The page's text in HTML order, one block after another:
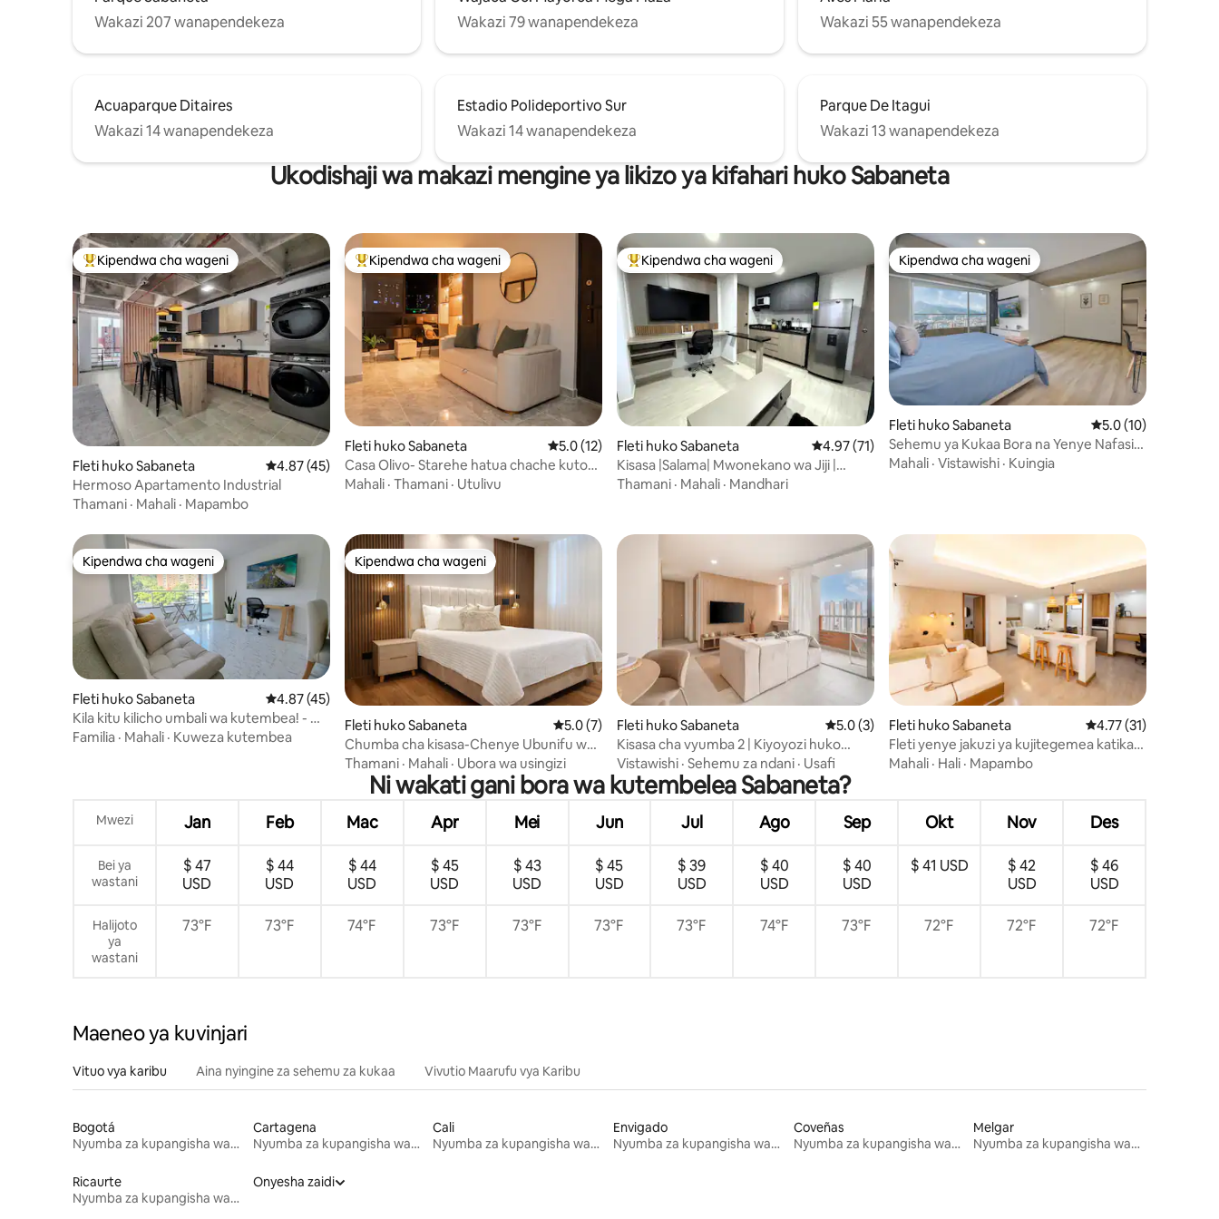
Wakazi 207 wanapendekeza
Wakazi 79 wanapendekeza
Wakazi 55 wanapendekeza
Acuaparque Ditaires
Wakazi 14 wanapendekeza
Estadio Polideportivo Sur
Wakazi 14 wanapendekeza
Parque De Itagui
Wakazi 13 wanapendekeza
Ukodishaji wa makazi mengine ya likizo ya kifahari huko Sabaneta
Kipendwa maarufu cha wageni
Kipendwa cha wageni
Fleti huko Sabaneta Ukadiriaji wa wastani wa 4.87 kati ya 5, tathmini 45
4.87 (45)
Hermoso Apartamento Industrial
Thamani · Mahali · Mapambo
Kipendwa maarufu cha wageni
Kipendwa cha wageni
Fleti huko Sabaneta Ukadiriaji wa wastani wa 5.0 kati ya 5, tathmini 12
5.0 (12)
Casa Olivo- Starehe hatua chache kutoka
kwa Hifadhi ya Sabaneta
Mahali · Thamani · Utulivu
Kipendwa maarufu cha wageni
Kipendwa cha wageni
Fleti huko Sabaneta Ukadiriaji wa wastani wa 4.97 kati ya 5, tathmini 71
4.97 (71)
Kisasa |Salama| Mwonekano wa Jiji |
Karibu na Maduka | Wi-Fi ya Haraka
Thamani · Mahali · Mandhari
Kipendwa cha wageni
Kipendwa cha wageni
Fleti huko Sabaneta Ukadiriaji wa
5.0 (10)
Sehemu ya Kukaa Bora na Yenye Nafasi
Kubwa huko Sabaneta/Watu 10/Bwawa la
Mahali · Vistawishi · Kuingia
Kipendwa cha wageni
Kipendwa cha wageni
Fleti huko Sabaneta Ukadiriaji wa wastani wa 4.87 kati ya 5, tathmini 45
4.87 (45)
Kila kitu kilicho umbali wa kutembea! - MB
500
Familia · Mahali · Kuweza kutembea
Kipendwa cha wageni
Kipendwa cha wageni
Fleti huko Sabaneta Ukadiriaji wa wastani wa 5.0 kati ya 5, tathmini 7
5.0 (7)
Chumba cha kisasa-Chenye Ubunifu wa
Kifahari-Wifi ya Kasi-AC, Sabaneta
Thamani · Mahali · Ubora wa usingizi
Fleti huko Sabaneta Ukadiriaji wa wastani wa 5.0 kati ya 5, tathmini 3
5.0 (3)
Kisasa cha vyumba 2 | Kiyoyozi huko
Sabaneta
Vistawishi · Sehemu za ndani · Usafi
Fleti huko Sabaneta Ukadiriaji wa wastani
4.77 (31)
Fleti yenye jakuzi ya kujitegemea katika
Medellín 703
Mahali · Hali · Mapambo
Ni wakati gani bora wa kutembelea Sabaneta?
Mwezi Jan Feb Mac Apr Mei Jun Jul Ago Sep Okt Nov Des
Bei ya
wastani
$ 47
USD
$ 44
USD
$ 44
USD
$ 45
USD
$ 43
USD
$ 45
USD
$ 39
USD
$ 40
USD
$ 40
USD
$ 41 USD
$ 42
USD
$ 46
USD
Halijoto
ya
wastani
73°F 73°F 74°F 73°F 73°F 73°F 73°F 74°F 73°F 72°F 72°F 72°F
Maeneo ya kuvinjari
Vituo vya karibu Aina nyingine za sehemu za kukaa Vivutio Maarufu vya Karibu
Bogotá
Nyumba za kupangisha wakati wa likizo
Cartagena
Nyumba za kupangisha wakati wa likizo
Cali
Nyumba za kupangisha wakati wa likizo
Envigado
Nyumba za kupangisha wakati wa likizo
Coveñas
Nyumba za kupangisha wakati wa likizo
Melgar
Nyumba za kupangisha wakati wa likizo
Ricaurte
Nyumba za kupangisha wakati wa likizo
Onyesha zaidi